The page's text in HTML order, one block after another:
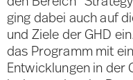
ging dabei auch auf
und Ziele der GHD
das Programm mit
Entwicklungen in der